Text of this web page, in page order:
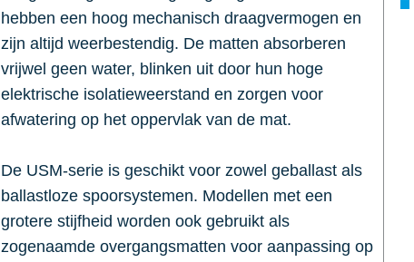
hebben een hoog mechanisch draagvermogen en
zijn altijd weerbestendig. De matten absorberen
vrijwel geen water, blinken uit door hun hoge
elektrische isolatieweerstand en zorgen voor
afwatering op het oppervlak van de mat.
De USM-serie is geschikt voor zowel geballast als
ballastloze spoorsystemen. Modellen met een
grotere stijfheid worden ook gebruikt als
zogenaamde overgangsmatten voor aanpassing op